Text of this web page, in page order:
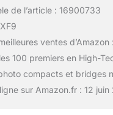
de l’article : 16900733
ventes d’Amazon
100 premiers en High-
compacts et bridges
sur Amazon.fr : 12 juin